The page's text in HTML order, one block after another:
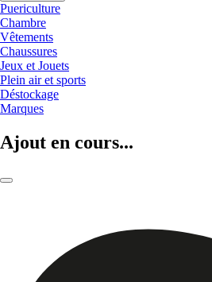
Puericulture
Chambre
Vêtements
Chaussures
Jeux et Jouets
Plein air et sports
Déstockage
Marques
Ajout en cours...